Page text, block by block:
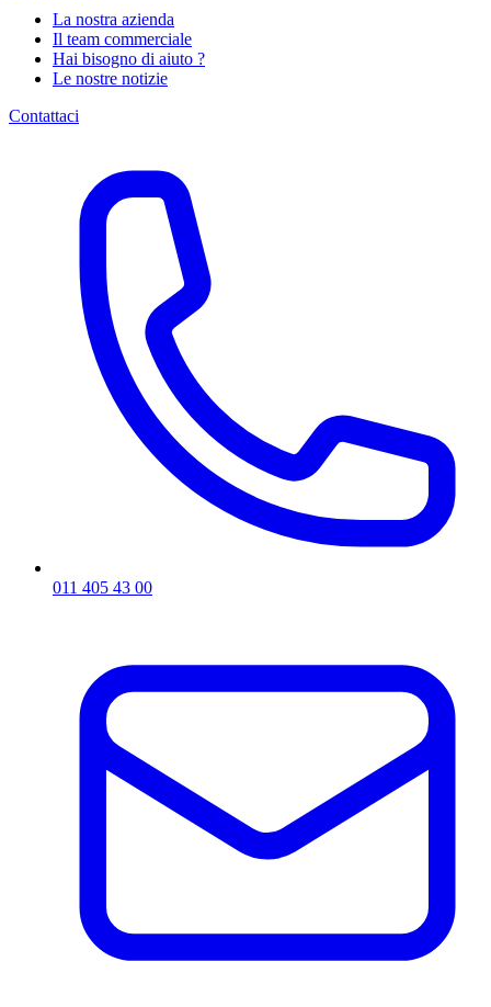
La nostra azienda
Il team commerciale
Hai bisogno di aiuto ?
Le nostre notizie
Contattaci
011 405 43 00